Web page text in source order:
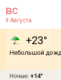
вс
9 Августа
+23°
Небольшой
Ночью: +14°